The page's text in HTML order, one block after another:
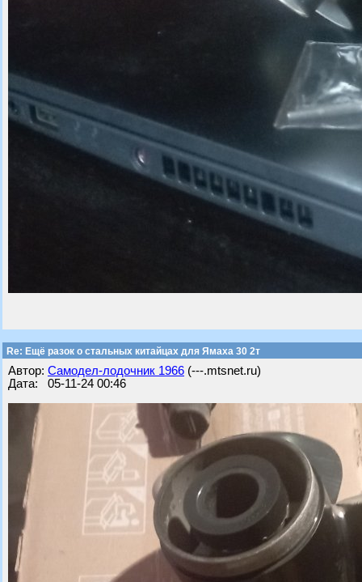
Re: Ещё разок о стальных китайцах для Ямаха 30 2т
Автор: Самодел-лодочник 1966 (---.mtsnet.ru)
Дата: 05-11-24 00:46